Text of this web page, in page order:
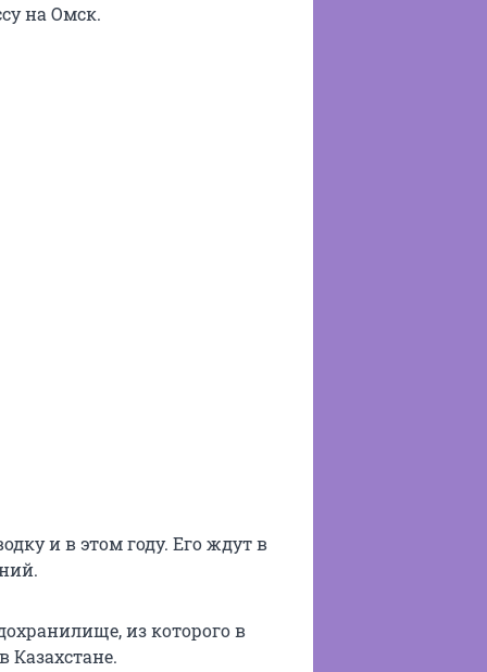
на Омск.
и в этом году. Его ждут в
из которого в
Казахстане.